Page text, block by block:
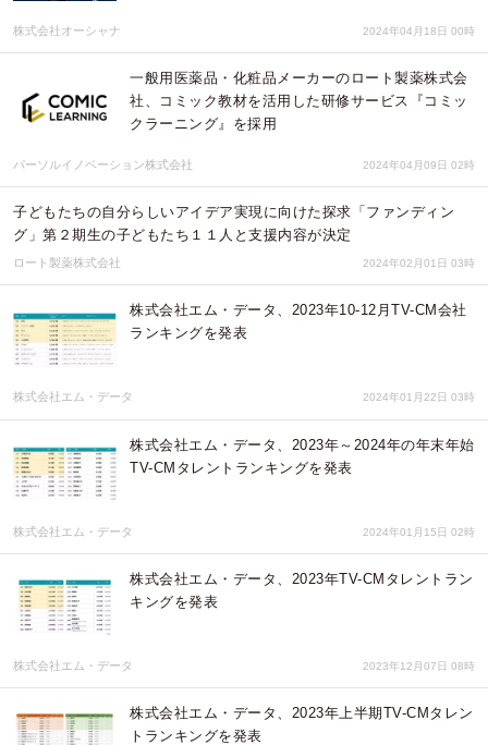
株式会社オーシャナ 2024年04月18日 00時
一般用医薬品・化粧品メーカーのロート製薬株式会
社、コミック教材を活用した研修サービス『コミッ
クラーニング』を採用
パーソルイノベーション株式会社 2024年04月09日 02時
子どもたちの自分らしいアイデア実現に向けた探求「ファンディン
グ」第２期生の子どもたち１１人と支援内容が決定
ロート製薬株式会社 2024年02月01日 03時
株式会社エム・データ、2023年10-12月TV-CM会社
ランキングを発表
株式会社エム・データ 2024年01月22日 03時
株式会社エム・データ、2023年～2024年の年末年始
TV-CMタレントランキングを発表
株式会社エム・データ 2024年01月15日 02時
株式会社エム・データ、2023年TV-CMタレントラン
キングを発表
株式会社エム・データ 2023年12月07日 08時
株式会社エム・データ、2023年上半期TV-CMタレン
トランキングを発表